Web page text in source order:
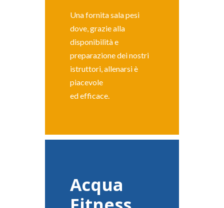
Una fornita sala pesi
dove, grazie alla
disponibilità e
preparazione dei nostri
istruttori, allenarsi è
piacevole
ed efficace.
Acqua